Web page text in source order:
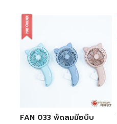
FAN 033 พัดลมมือบีบ